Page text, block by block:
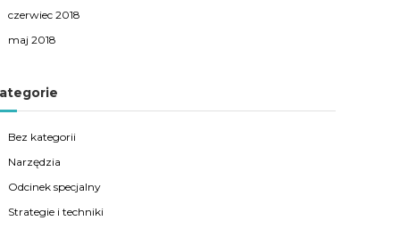
czerwiec 2018
maj 2018
Bez kategorii
Narzędzia
Odcinek specjalny
Strategie i techniki